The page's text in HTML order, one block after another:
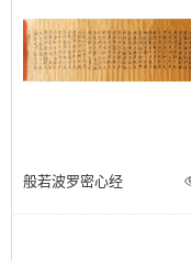
般若波罗密心经